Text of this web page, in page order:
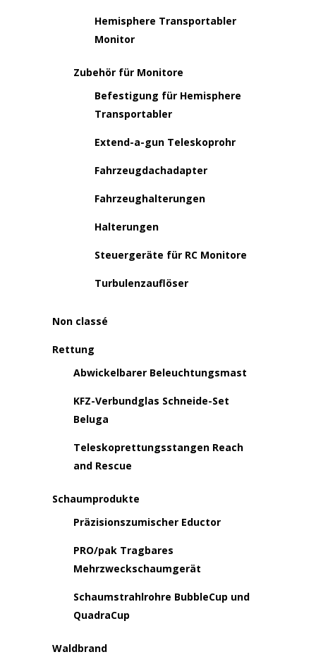
Hemisphere Transportabler
Monitor
Zubehör für Monitore
Befestigung für Hemisphere
Transportabler
Extend-a-gun Teleskoprohr
Fahrzeugdachadapter
Fahrzeughalterungen
Halterungen
Steuergeräte für RC Monitore
Turbulenzauflöser
Non classé
Rettung
Abwickelbarer Beleuchtungsmast
KFZ-Verbundglas Schneide-Set
Beluga
Teleskoprettungsstangen Reach
and Rescue
Schaumprodukte
Präzisionszumischer Eductor
PRO/pak Tragbares
Mehrzweckschaumgerät
Schaumstrahlrohre BubbleCup und
QuadraCup
Waldbrand